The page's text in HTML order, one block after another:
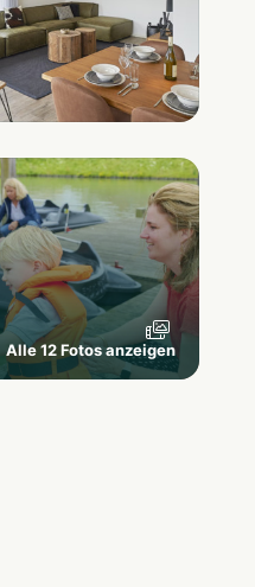
Alle 12 Fotos anzeigen